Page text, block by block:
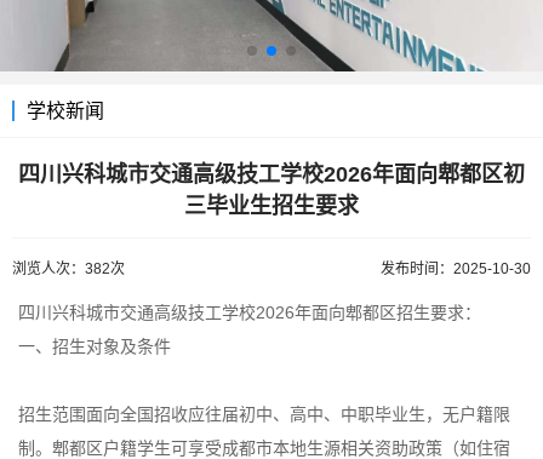
学校新闻
四川兴科城市交通高级技工学校2026年面向郫都区初
三毕业生招生要求
浏览人次：382次 发布时间：2025-10-30
四川兴科城市交通高级技工学校2026年面向郫都区招生要求：
一、招生对象及条件
招生范围面向全国招收应往届初中、高中、中职毕业生，无户籍限
制。郫都区户籍学生可享受成都市本地生源相关资助政策（如住宿